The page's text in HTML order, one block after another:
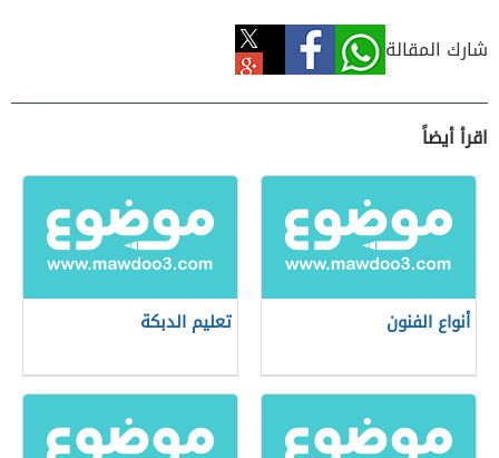
شارك المقالة
اقرأ أيضاً
أنواع الفنون تعليم الدبكة